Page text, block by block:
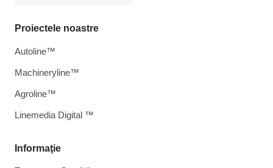
Informaţie
Proiectele noastre
Autoline™
Machineryline™
Agroline™
Linemedia Digital ™